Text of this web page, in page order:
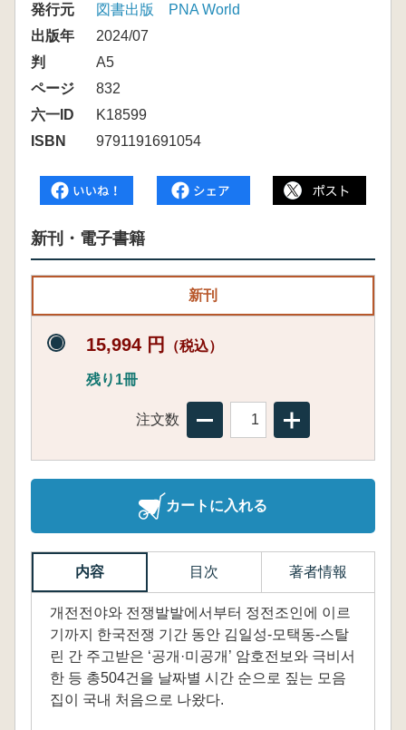
発行元
図書出版 PNA World
出版年
2024/07
判
A5
ページ
832
六一ID
K18599
ISBN
9791191691054
新刊・電子書籍
新刊
15,994 円 （税込）
残り1冊
注文数
カートに入れる
内容 目次 著者情報
개전전야와 전쟁발발에서부터 정전조인에 이르
기까지 한국전쟁 기간 동안 김일성-모택동-스탈
린 간 주고받은 ‘공개·미공개’ 암호전보와 극비서
한 등 총504건을 날짜별 시간 순으로 짚는 모음
집이 국내 처음으로 나왔다.